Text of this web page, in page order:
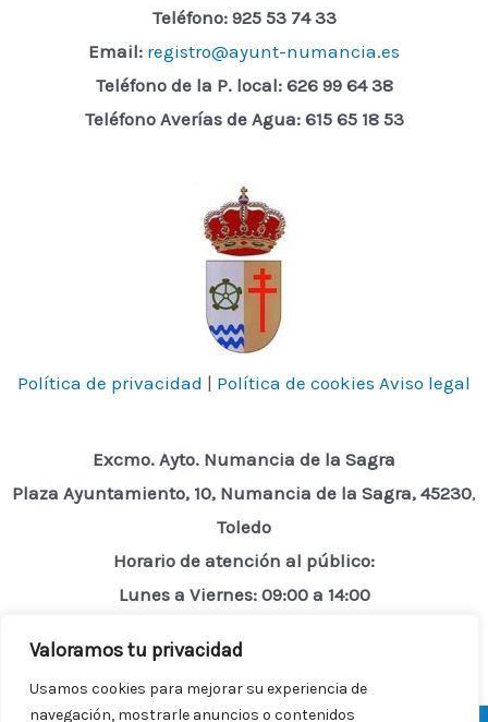
Valoramos tu privacidad
Usamos cookies para mejorar su experiencia de
navegación, mostrarle anuncios o contenidos
Teléfono: 925 53 74 33
Email: registro@ayunt-numancia.es
Teléfono de la P. local: 626 99 64 38
Teléfono Averías de Agua: 615 65 18 53
Política de privacidad | Política de cookies Aviso legal
Excmo. Ayto. Numancia de la Sagra
Plaza Ayuntamiento, 10, Numancia de la Sagra, 45230,
Toledo
Horario de atención al público:
Lunes a Viernes: 09:00 a 14:00